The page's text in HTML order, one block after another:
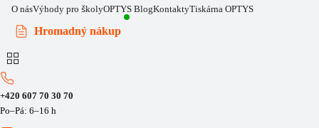
O násVýhody pro školyOPTYS BlogKontaktyTiskárna OPTYS
Hromadný nákup
+420 607 70 30 70
Po–Pá: 6–16 h